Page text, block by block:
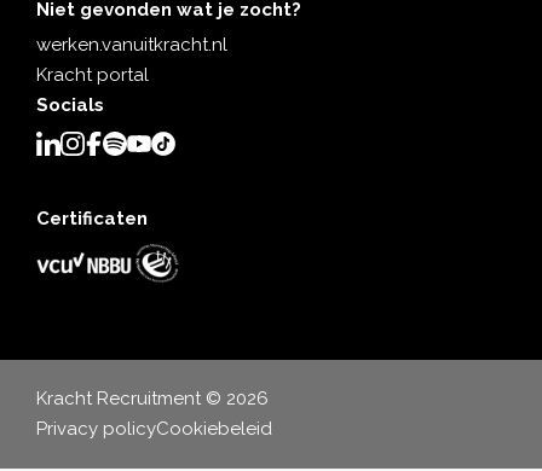
Niet gevonden wat je zocht?
werken.vanuitkracht.nl
Kracht portal
Socials
Certificaten
Kracht Recruitment © 2026
Privacy policyCookiebeleid